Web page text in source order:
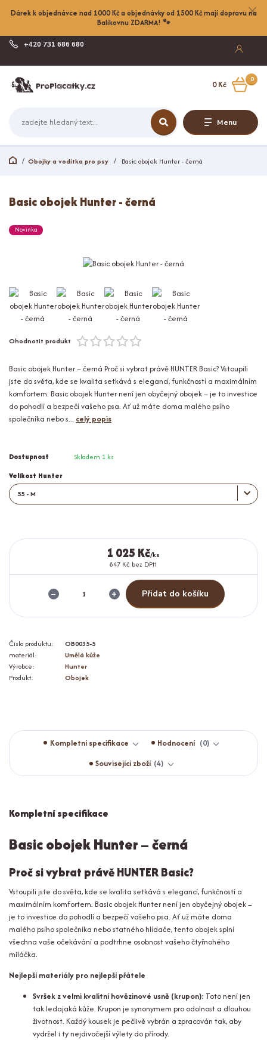
Dárek k objednávce nad 1000 Kč a objednávky od 1500 Kč mají dopravu na
Balíkovnu ZDARMA! 🐾
Menu
+420 731 686 680
0
0 Kč
Obojky a vodítka pro psy Basic obojek Hunter - černá
Basic obojek Hunter - černá
Novinka
Ohodnotit produkt
Basic obojek Hunter – černá Proč si vybrat právě HUNTER Basic? Vstoupili
jste do světa, kde se kvalita setkává s elegancí, funkčností a maximálním
komfortem. Basic obojek Hunter není jen obyčejný obojek – je to investice
do pohodlí a bezpečí vašeho psa. Ať už máte doma malého psího
společníka nebo s... celý popis
Dostupnost Skladem 1 ks
Velikost Hunter
1 025 Kč/ks
847 Kč bez DPH
Přidat do košíku
Číslo produktu:
OB0035-5
materiál:
Umělá kůže
Výrobce:
Hunter
Produkt:
Obojek
Kompletní specifikace Hodnocení
0
Související zboží 4
Kompletní specifikace
Basic obojek Hunter – černá
Proč si vybrat právě HUNTER Basic?
Vstoupili jste do světa, kde se kvalita setkává s elegancí, funkčností a
maximálním komfortem. Basic obojek Hunter není jen obyčejný obojek –
je to investice do pohodlí a bezpečí vašeho psa. Ať už máte doma
malého psího společníka nebo statného hlídače, tento obojek splní
všechna vaše očekávání a podtrhne osobnost vašeho čtyřnohého
miláčka.
Nejlepší materiály pro nejlepší přátele
Svršek z velmi kvalitní hovězinové usně (krupon): Toto není jen
tak ledajaká kůže. Krupon je synonymem pro odolnost a dlouhou
životnost. Každý kousek je pečlivě vybrán a zpracován tak, aby
vydržel i ty nejdivočejší výlety do přírody.